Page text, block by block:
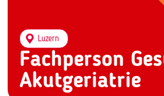
Fachperson
Akutgeriatrie
Luzern